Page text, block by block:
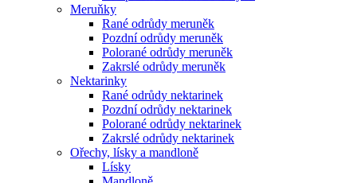
Meruňky
Rané odrůdy meruněk
Pozdní odrůdy meruněk
Polorané odrůdy meruněk
Zakrslé odrůdy meruněk
Nektarinky
Rané odrůdy nektarinek
Pozdní odrůdy nektarinek
Polorané odrůdy nektarinek
Zakrslé odrůdy nektarinek
Ořechy, lísky a mandloně
Lísky